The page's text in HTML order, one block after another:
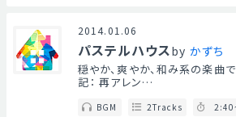
2014.01.06
パステルハウスby かずち
穏やか、爽やか、和み系の楽曲
記： 再アレン…
BGM 2Tracks